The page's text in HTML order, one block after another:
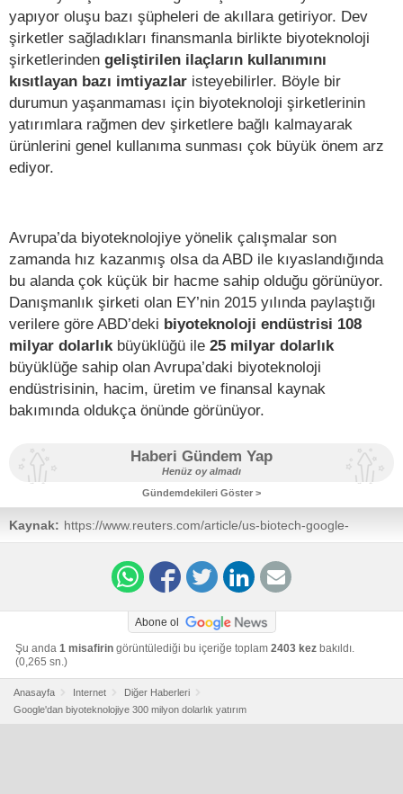
yapıyor oluşu bazı şüpheleri de akıllara getiriyor. Dev
şirketler sağladıkları finansmanla birlikte biyoteknoloji
şirketlerinden geliştirilen ilaçların kullanımını
kısıtlayan bazı imtiyazlar isteyebilirler. Böyle bir
durumun yaşanmaması için biyoteknoloji şirketlerinin
yatırımlara rağmen dev şirketlere bağlı kalmayarak
ürünlerini genel kullanıma sunması çok büyük önem arz
ediyor.
Avrupa’da biyoteknolojiye yönelik çalışmalar son
zamanda hız kazanmış olsa da ABD ile kıyaslandığında
bu alanda çok küçük bir hacme sahip olduğu görünüyor.
Danışmanlık şirketi olan EY’nin 2015 yılında paylaştığı
verilere göre ABD’deki biyoteknoloji endüstrisi 108
milyar dolarlıkbüyüklüğü ile 25 milyar dolarlık
büyüklüğe sahip olan Avrupa’daki biyoteknoloji
endüstrisinin, hacim, üretim ve finansal kaynak
bakımında oldukça önünde görünüyor.
Haberi Gündem Yap
Henüz oy almadı
Gündemdekileri Göster >
Kaynak: https://www.reuters.com/article/us-biotech-google-
idUSKBN1953A2
Abone ol
Şu anda 1 misafirin görüntülediği bu içeriğe toplam 2403 kez bakıldı.
(0,265 sn.)
Anasayfa Internet
Diğer Haberleri
Google'dan biyoteknolojiye 300 milyon dolarlık yatırım